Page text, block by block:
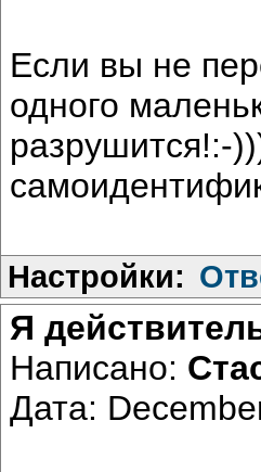
Если вы не
одного
разрушится!:-
Настройки:
Я
Написано:
Дата: